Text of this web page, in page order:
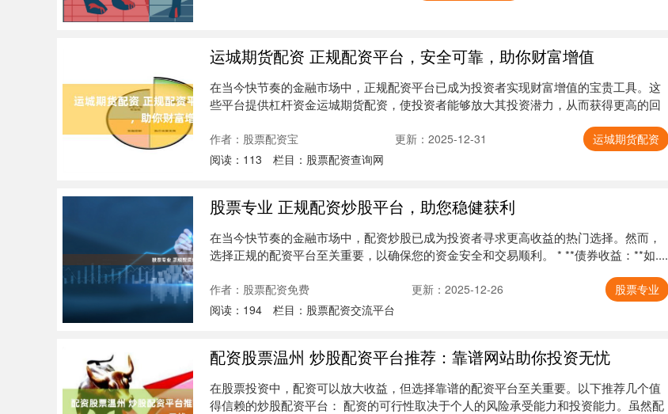
运城期货配资 正规配资平台，安全可靠，助你财富增值
在当今快节奏的金融市场中，正规配资平台已成为投资者实现财富增值的宝贵工具。这
些平台提供杠杆资金运城期货配资，使投资者能够放大其投资潜力，从而获得更高的回
作者：股票配资宝 更新：2025-12-31
运城期货配资
阅读： 113 栏目： 股票配资查询网
股票专业 正规配资炒股平台，助您稳健获利
在当今快节奏的金融市场中，配资炒股已成为投资者寻求更高收益的热门选择。然而，
选择正规的配资平台至关重要，以确保您的资金安全和交易顺利。 * **债券收益：**如....
作者：股票配资免费 更新：2025-12-26
股票专业
阅读： 194 栏目： 股票配资交流平台
配资股票温州 炒股配资平台推荐：靠谱网站助你投资无忧
在股票投资中，配资可以放大收益，但选择靠谱的配资平台至关重要。以下推荐几个值
得信赖的炒股配资平台： 配资的可行性取决于个人的风险承受能力和投资能力。虽然配